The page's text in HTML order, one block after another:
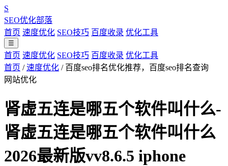
S
SEO优化部落
首页 速度优化 SEO技巧 百度收录 优化工具
☰
首页 速度优化 SEO技巧 百度收录 优化工具
首页 / 速度优化 / 百度seo排名优化推荐，百度seo排名查询
网站优化
肾虚五连是哪五个软件叫什么-
肾虚五连是哪五个软件叫什么
2026最新版vv8.6.5 iphone